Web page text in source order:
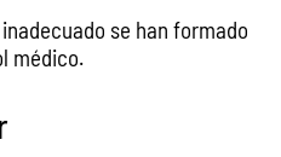
se han formado
médico.